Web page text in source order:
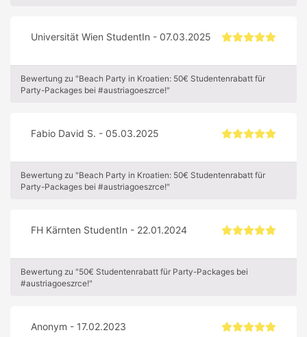
Universität Wien StudentIn - 07.03.2025
Bewertung zu "Beach Party in Kroatien: 50€ Studentenrabatt für
Party-Packages bei #austriagoeszrce!"
Fabio David S. - 05.03.2025
Bewertung zu "Beach Party in Kroatien: 50€ Studentenrabatt für
Party-Packages bei #austriagoeszrce!"
FH Kärnten StudentIn - 22.01.2024
Bewertung zu "50€ Studentenrabatt für Party-Packages bei
#austriagoeszrce!"
Anonym - 17.02.2023